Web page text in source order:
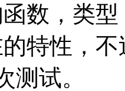
函数，类
特性，
测试。